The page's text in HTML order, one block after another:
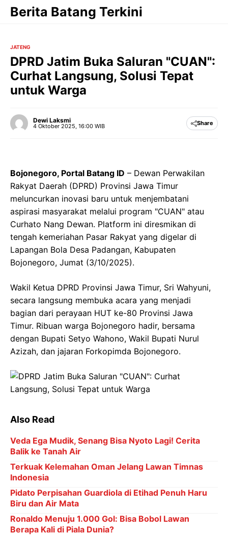
Langsung
Berita Batang Terkini
JATENG
DPRD Jatim Buka Saluran "CUAN":
Curhat Langsung, Solusi Tepat
untuk Warga
Dewi Laksmi
4 Oktober 2025, 16:00 WIB Share
Bojonegoro, Portal Batang ID – Dewan Perwakilan
Rakyat Daerah (DPRD) Provinsi Jawa Timur
meluncurkan inovasi baru untuk menjembatani
aspirasi masyarakat melalui program "CUAN" atau
Curhato Nang Dewan. Platform ini diresmikan di
tengah kemeriahan Pasar Rakyat yang digelar di
Lapangan Bola Desa Padangan, Kabupaten
Bojonegoro, Jumat (3/10/2025).
Wakil Ketua DPRD Provinsi Jawa Timur, Sri Wahyuni,
secara langsung membuka acara yang menjadi
bagian dari perayaan HUT ke-80 Provinsi Jawa
Timur. Ribuan warga Bojonegoro hadir, bersama
dengan Bupati Setyo Wahono, Wakil Bupati Nurul
Azizah, dan jajaran Forkopimda Bojonegoro.
Also Read
Veda Ega Mudik, Senang Bisa Nyoto Lagi! Cerita
Balik ke Tanah Air
Terkuak Kelemahan Oman Jelang Lawan Timnas
Indonesia
Pidato Perpisahan Guardiola di Etihad Penuh Haru
Biru dan Air Mata
Ronaldo Menuju 1.000 Gol: Bisa Bobol Lawan
Berapa Kali di Piala Dunia?